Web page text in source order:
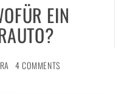
EIN
4 COMMENTS